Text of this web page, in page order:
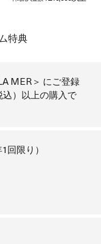
特典
MER＞ にご登録
）以上の購入で
回限り）